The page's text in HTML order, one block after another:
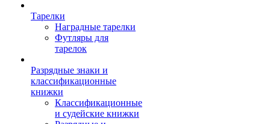
Тарелки
Наградные тарелки
Футляры для
тарелок
Разрядные знаки и
классификационные
книжки
Классификационные
и судейские книжки